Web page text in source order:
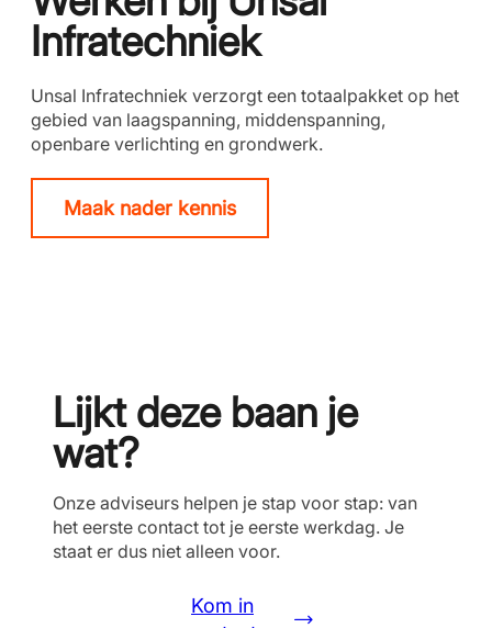
Infratechniek
Unsal Infratechniek verzorgt een totaalpakket op het
gebied van laagspanning, middenspanning,
openbare verlichting en grondwerk.
Maak nader kennis
Lijkt deze baan je
wat?
Onze adviseurs helpen je stap voor stap: van
het eerste contact tot je eerste werkdag. Je
staat er dus niet alleen voor.
Kom in